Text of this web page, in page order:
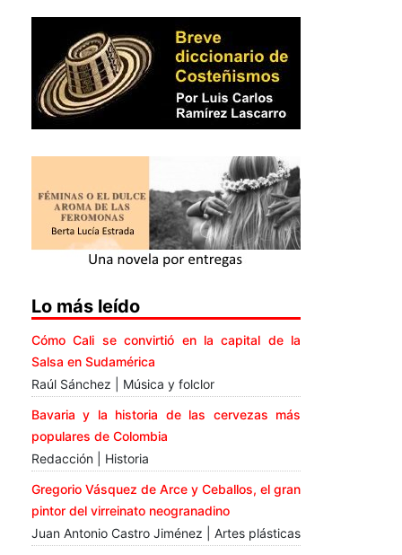
Lo más leído
Cómo Cali se convirtió en la capital de la
Salsa en Sudamérica
Raúl Sánchez | Música y folclor
Bavaria y la historia de las cervezas más
populares de Colombia
Redacción | Historia
Gregorio Vásquez de Arce y Ceballos, el gran
pintor del virreinato neogranadino
Juan Antonio Castro Jiménez | Artes plásticas